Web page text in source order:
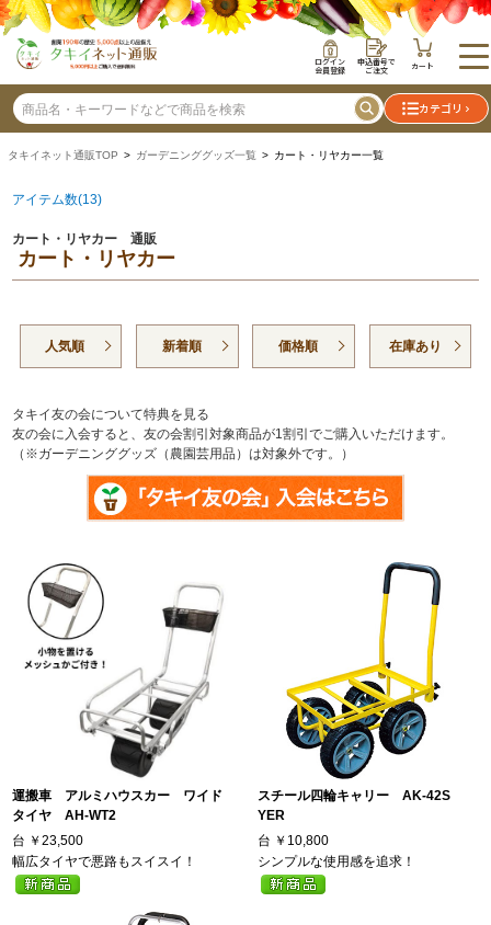
ログイン
会員登録
申込番号で
ご注文 カート
カテゴリ
タキイネット通販TOP > ガーデニンググッズ一覧 > カート・リヤカー一覧
アイテム数(13)
カート・リヤカー 通販
カート・リヤカー
人気順 新着順 価格順 在庫あり
タキイ友の会について特典を見る
友の会に入会すると、友の会割引対象商品が1割引でご購入いただけます。
（※ガーデニンググッズ（農園芸用品）は対象外です。）
運搬車 アルミハウスカー ワイド
タイヤ AH-WT2
台 ￥23,500
幅広タイヤで悪路もスイスイ！
スチール四輪キャリー AK-42S
YER
台 ￥10,800
シンプルな使用感を追求！